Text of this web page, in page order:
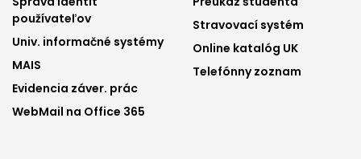
menu
1
používateľov
Univ. informačné systémy
MAIS
Evidencia záver. prác
WebMail na Office 365
menu
2
Stravovací systém
Online katalóg UK
Telefónny zoznam